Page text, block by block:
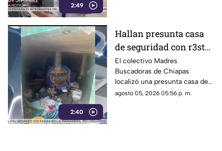
2:49
2:40
Hallan presunta casa
de seguridad con r3st0s
humanos en Chiapa de
Corzo
El colectivo Madres
Buscadoras de Chiapas
localizó una presunta casa de
seguridad en Nicolás Bravo,
agosto 05, 2026 05:56 p. m.